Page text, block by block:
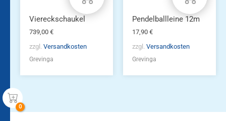
Viereckschaukel
739,00 €
zzgl. Versandkosten
Grevinga
Pendelballleine 12m
17,90 €
zzgl. Versandkosten
Grevinga